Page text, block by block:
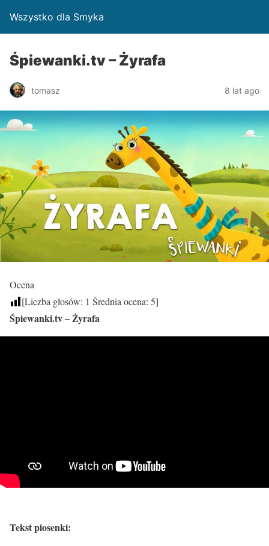
Wszystko dla Smyka
Śpiewanki.tv – Żyrafa
tomasz 8 lat ago
Ocena
[Liczba głosów: 1 Średnia ocena: 5]
Śpiewanki.tv – Żyrafa
Tekst piosenki: